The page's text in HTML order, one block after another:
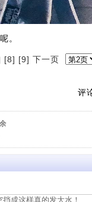
。
[8] [9] 下一页
评